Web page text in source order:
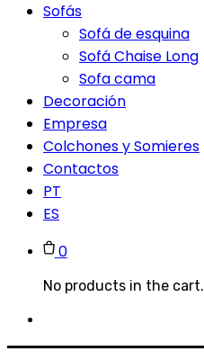
Sofás
Sofá de esquina
Sofá Chaise Long
Sofa cama
Decoración
Empresa
Colchones y Somieres
Contactos
PT
ES
0
No products in the cart.